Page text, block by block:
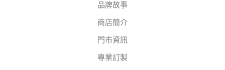
品牌故事
商店簡介
門市資訊
專業訂製